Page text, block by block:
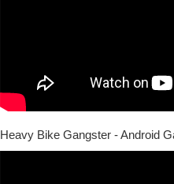
Heavy Bike Gangster - Android